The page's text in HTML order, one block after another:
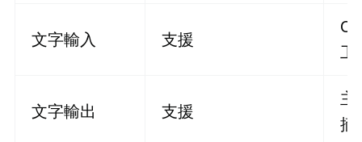
文字輸入 支援
工
文字輸出 支援
主
摘